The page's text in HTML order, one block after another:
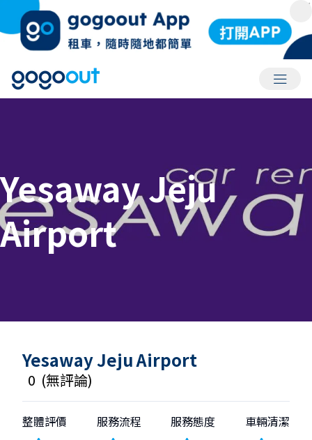
會員選
Yesaway Jeju
Airport
Yesaway Jeju Airport
0 (無評論)
整體評價
服務流程
服務態度
車輛清潔